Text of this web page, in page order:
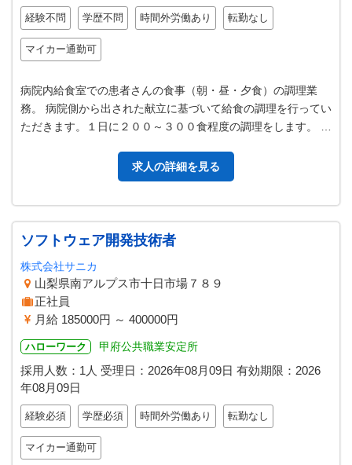
経験不問 学歴不問 時間外労働あり 転勤なし
マイカー通勤可
病院内給食室での患者さんの食事（朝・昼・夕食）の調理業
務。 病院側から出された献立に基づいて給食の調理を行ってい
ただきます。１日に２００～３００食程度の調理をします。 ※
求人の詳細を見る
ソフトウェア開発技術者
株式会社サニカ
山梨県南アルプス市十日市場７８９
正社員
月給 185000円 ～ 400000円
ハローワーク 甲府公共職業安定所
採用人数：1人 受理日： 2026年08月09日 有効期限： 2026
年08月09日
経験必須 学歴必須 時間外労働あり 転勤なし
マイカー通勤可